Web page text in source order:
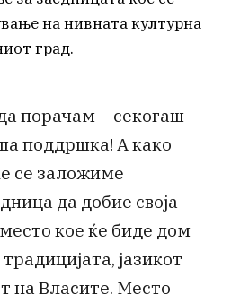
на нивната културна
град.
порачам – секогаш
поддршка! А како
се заложиме
да добие своја
кое ќе биде дом
јазикот
на Власите. Место